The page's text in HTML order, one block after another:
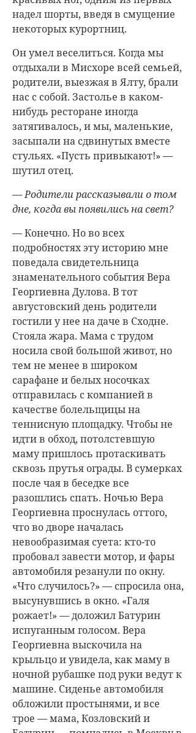
надел шорты, введя в смущение
некоторых курортниц.
Он умел веселиться. Когда мы
отдыхали в Мисхоре всей семьей,
родители, выезжая в Ялту, брали
нас с собой. Застолье в каком-
нибудь ресторане иногда
затягивалось, и мы, маленькие,
засыпали на сдвинутых вместе
стульях. «Пусть привыкают!» —
шутил отец.
— Родители рассказывали о том
дне, когда вы появились на свет?
— Конечно. Но во всех
подробностях эту историю мне
поведала свидетельница
знаменательного события Вера
Георгиевна Дулова. В тот
августовский день родители
гостили у нее на даче в Сходне.
Стояла жара. Мама с трудом
носила свой большой живот, но
тем не менее в широком
сарафане и белых носочках
отправилась с компанией в
качестве болельщицы на
теннисную площадку. Чтобы не
идти в обход, потолстевшую
маму пришлось протаскивать
сквозь прутья ограды. В сумерках
после чая в беседке все
разошлись спать. Ночью Вера
Георгиевна проснулась оттого,
что во дворе началась
невообразимая суета: кто-то
пробовал завести мотор, и фары
автомобиля резанули по окну.
«Что случилось?» — спросила она,
высунувшись в окно. «Галя
рожает!» — доложил Батурин
испуганным голосом. Вера
Георгиевна выскочила на
крыльцо и увидела, как маму в
ночной рубашке под руки ведут к
машине. Сиденье автомобиля
обложили простынями, и все
трое — мама, Козловский и